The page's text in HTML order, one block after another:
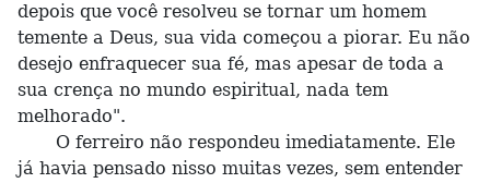
depois que você resolveu se tornar um homem
temente a Deus, sua vida começou a piorar. Eu não
desejo enfraquecer sua fé, mas apesar de toda a
sua crença no mundo espiritual, nada tem
melhorado".
O ferreiro não respondeu imediatamente. Ele
já havia pensado nisso muitas vezes, sem entender